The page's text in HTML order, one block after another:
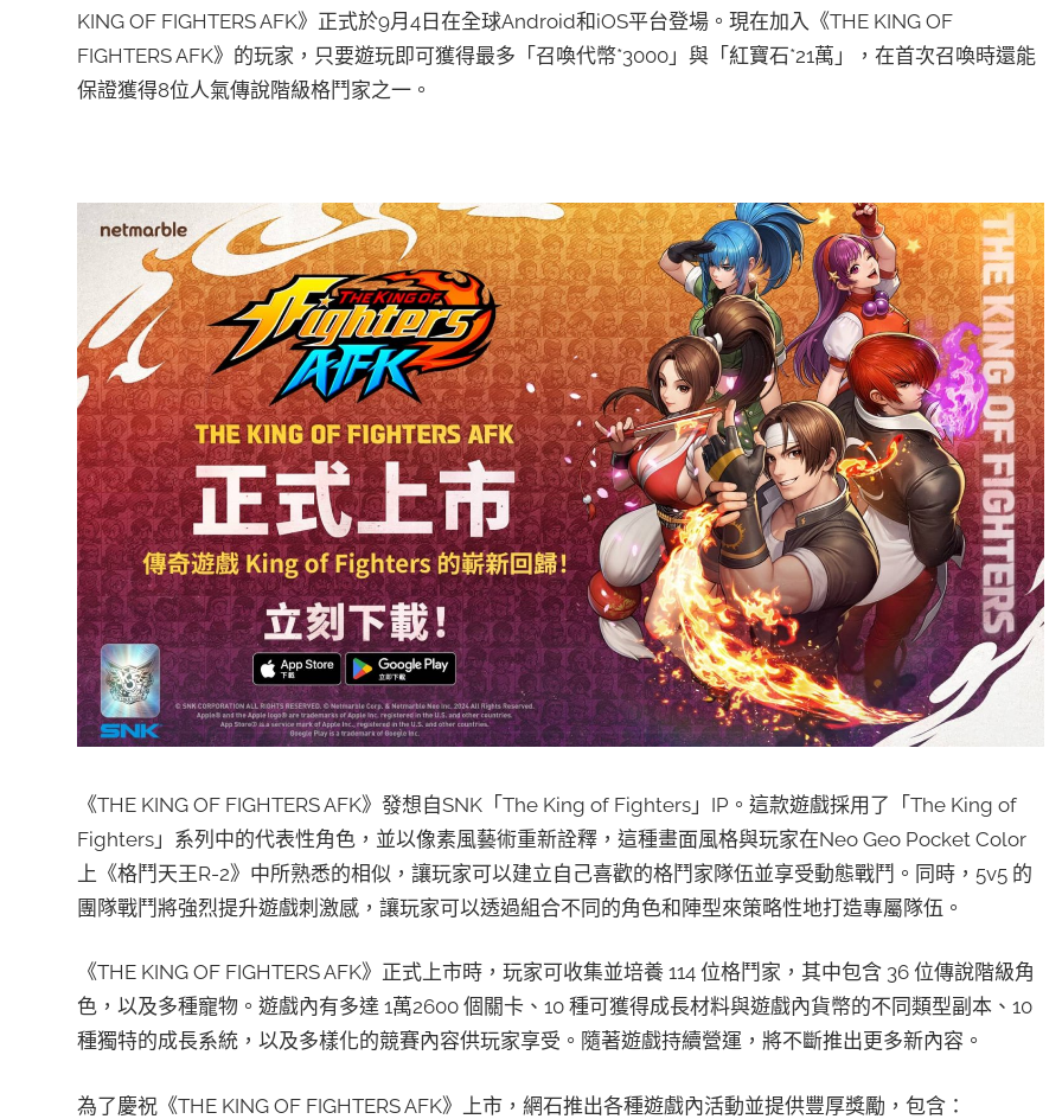
KING OF FIGHTERS AFK》正式於9月4日在全球Android和iOS平台登場。現在加入《THE KING OF
FIGHTERS AFK》的玩家，只要遊玩即可獲得最多「召喚代幣*3000」與「紅寶石*21萬」，在首次召喚時還能
保證獲得8位人氣傳說階級格鬥家之一。
《THE KING OF FIGHTERS AFK》發想自SNK「The King of Fighters」IP。這款遊戲採用了「The King of
Fighters」系列中的代表性角色，並以像素風藝術重新詮釋，這種畫面風格與玩家在Neo Geo Pocket Color
上《格鬥天王R-2》中所熟悉的相似，讓玩家可以建立自己喜歡的格鬥家隊伍並享受動態戰鬥。同時，5v5 的
團隊戰鬥將強烈提升遊戲刺激感，讓玩家可以透過組合不同的角色和陣型來策略性地打造專屬隊伍。
《THE KING OF FIGHTERS AFK》正式上市時，玩家可收集並培養 114 位格鬥家，其中包含 36 位傳說階級角
色，以及多種寵物。遊戲內有多達 1萬2600 個關卡、10 種可獲得成長材料與遊戲內貨幣的不同類型副本、10
種獨特的成長系統，以及多樣化的競賽內容供玩家享受。隨著遊戲持續營運，將不斷推出更多新內容。
為了慶祝《THE KING OF FIGHTERS AFK》上市，網石推出各種遊戲內活動並提供豐厚獎勵，包含：